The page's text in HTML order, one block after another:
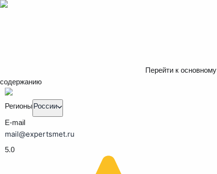
Перейти к основному
содержанию
Регионы России
E-mail
mail@expertsmet.ru
5.0